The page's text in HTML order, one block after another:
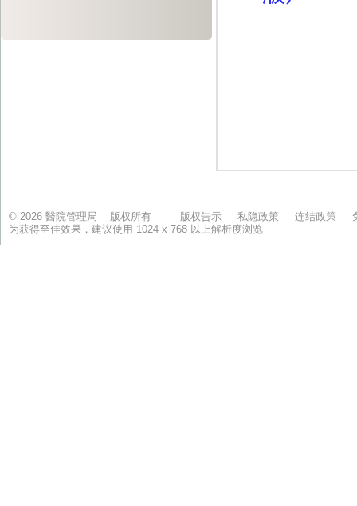
© 2026 醫院管理局 版权所有 版权告示 私隐政策 连结政策
为获得至佳效果，建议使用 1024 x 768 以上解析度浏览